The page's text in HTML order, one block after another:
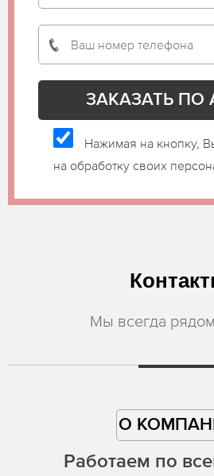
Нажимая на кнопку,
на обработку своих
Мы всегда
О
Работаем по